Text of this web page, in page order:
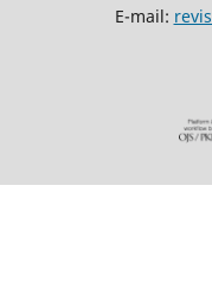
E-mail: